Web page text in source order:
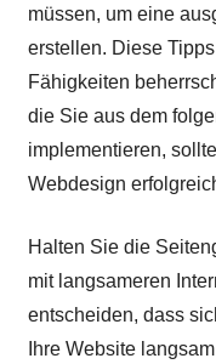
müssen, um eine
erstellen. Diese
Fähigkeiten
die Sie aus dem
implementieren,
Webdesign
Halten Sie die
mit langsameren
entscheiden, dass
Ihre Website